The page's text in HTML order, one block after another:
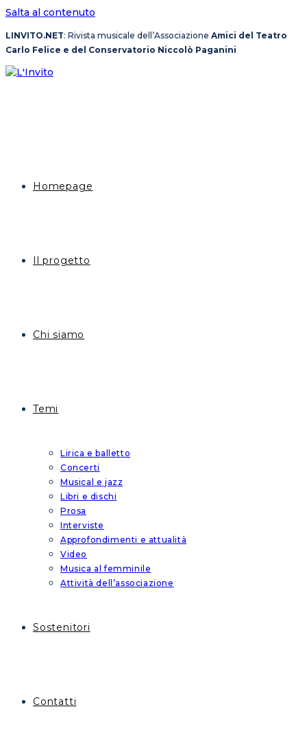
Salta al contenuto
LINVITO.NET: Rivista musicale dell’Associazione Amici del Teatro
Carlo Felice e del Conservatorio Niccolò Paganini
Homepage
Il progetto
Chi siamo
Temi
Lirica e balletto
Concerti
Musical e jazz
Libri e dischi
Prosa
Interviste
Approfondimenti e attualità
Video
Musica al femminile
Attività dell’associazione
Sostenitori
Contatti